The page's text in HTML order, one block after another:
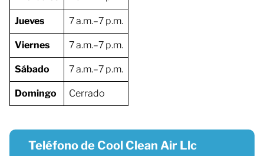
Jueves 7 a.m.–7 p.m.
Viernes 7 a.m.–7 p.m.
Sábado 7 a.m.–7 p.m.
Domingo Cerrado
Teléfono de Cool Clean Air Llc